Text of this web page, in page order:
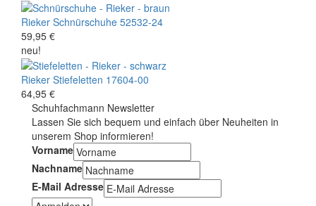
Rieker Schnürschuhe 52532-24
59,95 €
neu!
Rieker Stiefeletten 17604-00
64,95 €
Schuhfachmann Newsletter
Lassen Sie sich bequem und einfach über Neuheiten in
unserem Shop informieren!
Vorname
Nachname
E-Mail Adresse